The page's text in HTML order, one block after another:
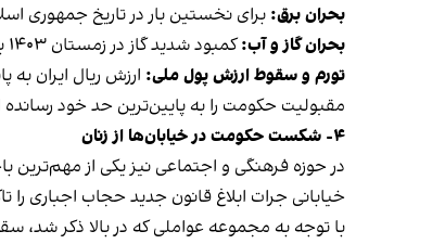
بحران برق: برای نخستین بار در تاریخ جمهوری
بحران گاز و آب:کمبود شدید گاز در زمستان ۱۴۰۳ به بحران انرژی و قطع گسترده برق در کشور منجر شد. هم‌زمان، کشور با بحران بی‌آبی نیز روبه‌رو شد.
تورم و سقوط ارزش پول ملی:
مقبولیت حکومت را به پایین‌ترین حد خود
۴- شکست حکومت در خیابان‌ها از زنان
در حوزه فرهنگی و اجتماعی نیز یکی از
خیابانی جرات ابلاغ قانون جدید حجاب اجباری
با توجه به مجموعه عواملی که در بالا ذکر